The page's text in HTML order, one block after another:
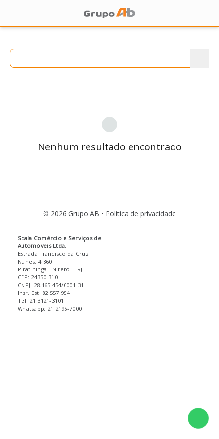
Nenhum resultado encontrado
© 2026 Grupo AB • Política de privacidade
Scala Comércio e Serviços de
Automóveis Ltda.
Estrada Francisco da Cruz
Nunes, 4.360
Piratininga - Niteroi - RJ
CEP: 24350-310
CNPJ: 28.165.454/0001-31
Insr. Est: 82.557.954
Tel: 21 3121-3101
Whatsapp: 21 2195-7000
Fale